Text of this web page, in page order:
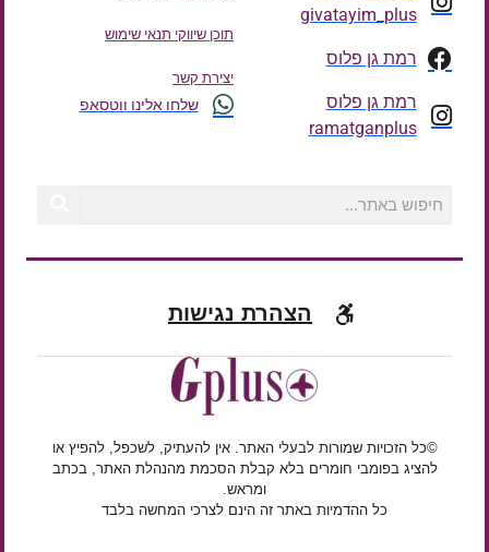
givatayim_plus
רמת גן פלוס
רמת גן פלוס
ramatganplus
תוכן שיווקי תנאי שימוש
יצירת קשר
שלחו אלינו ווטסאפ
הצהרת נגישות
©כל הזכויות שמורות לבעלי האתר. אין להעתיק, לשכפל, להפיץ או
להציג בפומבי חומרים בלא קבלת הסכמת מהנהלת האתר, בכתב
ומראש.
כל ההדמיות באתר זה הינם לצרכי המחשה בלבד